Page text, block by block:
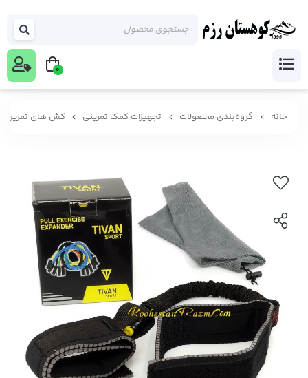
خانه گروه‌بندی محصولات تجهیزات کمک تمرینی کش های تمرین
0